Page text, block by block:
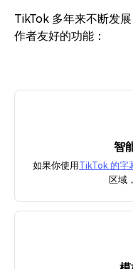
TikTok 多年来不断发
作者友好的功能：
智
如果你使用 TikTok 的字
区域